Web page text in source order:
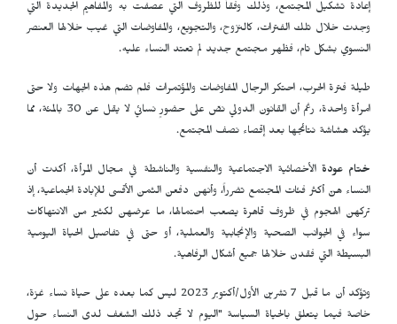
إعادة تشكيل المجتمع، وذلك وفقاً للظروف التي عصفت به والمفاهيم الجديدة التي
وجدت خلال تلك الفترات، كالنزوح، والتجويع، والمفاوضات التي غيب خلالها العنصر
النسوي بشكل تام، فظهر مجتمع جديد لم تعتد النساء عليه.
طيلة فترة الحرب، احتكر الرجال المفاوضات والمؤتمرات فلم تضم هذه الجهات ولا حتى
امرأة واحدة، رغم أن القانون الدولي نصّ على حضورٍ نسائي لا يقل عن 30 بالمئة، مما
يؤكد هشاشة نتائجها بعد إقصاء نصف المجتمع.
ختام عودة الأخصائية الاجتماعية والنفسية والناشطة في مجال المرأة، أكدت أن
النساء هنّ أكثر فئات المجتمع تضرراً، وأنهن دفعن الثمن الأقسى للإبادة الجماعية، إذ
تركهن الهجوم في ظروف قاهرة يصعب احتمالها، ما عرضهن لكثير من الانتهاكات
سواء في الجوانب الصحية والإنجابية والعملية، أو حتى في تفاصيل الحياة اليومية
البسيطة التي فقدن خلالها جميع أشكال الرفاهية.
وتؤكد أن ما قبل 7 تشرين الأول/أكتوبر 2023 ليس كما بعده على حياة نساء غزة،
خاصة فيما يتعلق بالحياة السياسة "اليوم لا تجد ذلك الشغف لدى النساء حول